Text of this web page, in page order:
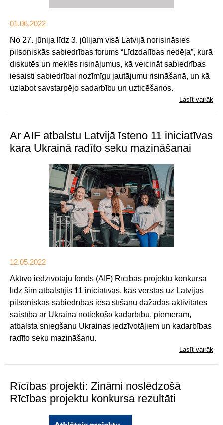
01.06.2022
No 27. jūnija līdz 3. jūlijam visā Latvijā norisināsies
pilsoniskās sabiedrības forums “Līdzdalības nedēļa”, kurā
diskutēs un meklēs risinājumus, kā veicināt sabiedrības
iesaisti sabiedrībai nozīmīgu jautājumu risināšanā, un kā
uzlabot savstarpējo sadarbību un uzticēšanos.
Lasīt vairāk
Ar AIF atbalstu Latvijā īsteno 11 iniciatīvas
kara Ukrainā radīto seku mazināšanai
12.05.2022
Aktīvo iedzīvotāju fonds (AIF) Rīcības projektu konkursā
līdz šim atbalstījis 11 iniciatīvas, kas vērstas uz Latvijas
pilsoniskās sabiedrības iesaistīšanu dažādās aktivitātēs
saistībā ar Ukrainā notiekošo kadarbību, piemēram,
atbalsta sniegšanu Ukrainas iedzīvotājiem un kadarbības
radīto seku mazināšanu.
Lasīt vairāk
Rīcības projekti: Zināmi noslēdzošā
Rīcības projektu konkursa rezultāti